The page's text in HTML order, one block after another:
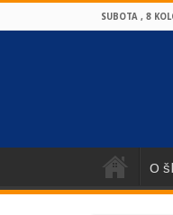
SUBOTA , 8
O